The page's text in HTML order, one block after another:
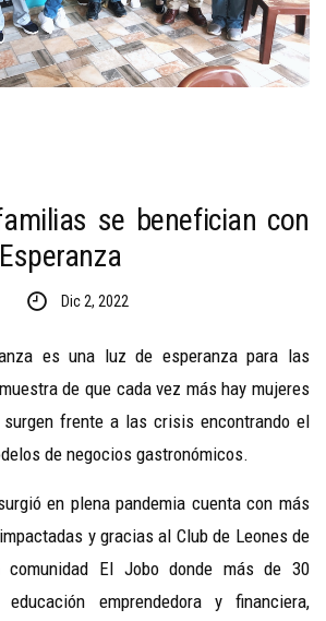
se benefician con
Dic 2, 2022
es una luz de esperanza para las
de que cada vez más hay mujeres
surgen frente a las crisis encontrando el
de negocios gastronómicos.
en plena pandemia cuenta con más
y gracias al Club de Leones de
El Jobo donde más de 30
emprendedora y financiera,